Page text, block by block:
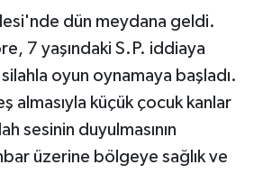
dün meydana geldi.
7 yaşındaki S.P. iddiaya
oyun oynamaya başladı.
almasıyla küçük çocuk kanlar
sesinin duyulmasının
üzerine bölgeye sağlık ve